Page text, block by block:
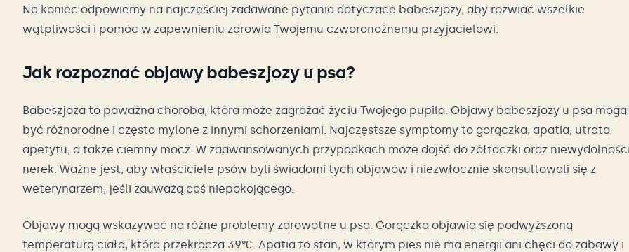
Na koniec odpowiemy na najczęściej zadawane pytania dotyczące babeszjozy, aby rozwiać wszelkie
wątpliwości i pomóc w zapewnieniu zdrowia Twojemu czworonożnemu przyjacielowi.
Jak rozpoznać objawy babeszjozy u psa?
Babeszjoza to poważna choroba, która może zagrażać życiu Twojego pupila. Objawy babeszjozy u psa mogą
być różnorodne i często mylone z innymi schorzeniami. Najczęstsze symptomy to gorączka, apatia, utrata
apetytu, a także ciemny mocz. W zaawansowanych przypadkach może dojść do żółtaczki oraz
nerek. Ważne jest, aby właściciele psów byli świadomi tych objawów i niezwłocznie skonsultowali się z
weterynarzem, jeśli zauważą coś niepokojącego.
Objawy mogą wskazywać na różne problemy zdrowotne u psa. Gorączka objawia się podwyższoną
temperaturą ciała, która przekracza 39°C. Apatia to stan, w którym pies nie ma energii ani chęci do zabawy i